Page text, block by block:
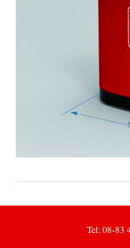
Tel: 08-83